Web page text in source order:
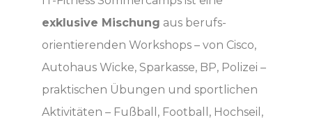
exklusive Mischung aus berufs­
orientierenden Workshops – von Cisco,
Autohaus Wicke, Sparkasse, BP, Polizei –
praktischen Übungen und sportlichen
Aktivitäten – Fußball, Football, Hochseil,